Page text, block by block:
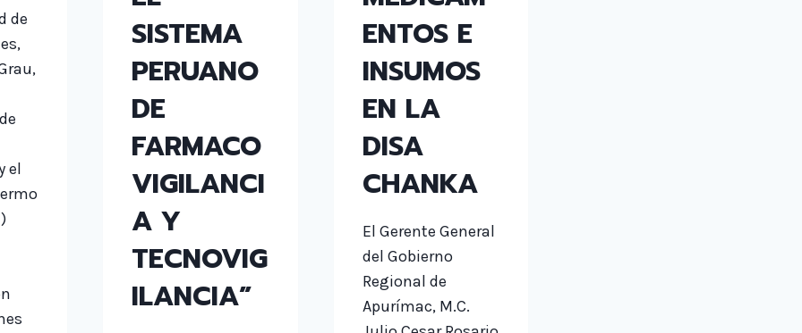
de
el
SISTEMA
PERUANO
DE
FARMACO
VIGILANCI
A Y
TECNOVIG
ILANCIA”
ENTOS E
INSUMOS
EN LA
DISA
CHANKA
El Gerente General
del Gobierno
Regional de
Apurímac, M.C.